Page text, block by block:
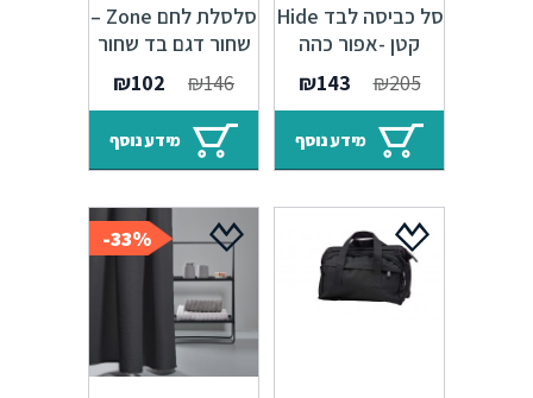
סל כביסה לבד Hide
קטן -אפור כהה
352065
₪205
המחיר
המקורי
היה:
₪205.
₪143
הנוכחי
הוא:
₪143.
מידע נוסף
סלסלת לחם Zone –
שחור דגם בד שחור
₪146
המחיר
המקורי
היה:
₪146.
₪102
הנוכחי
הוא:
₪102.
מידע נוסף
33%-